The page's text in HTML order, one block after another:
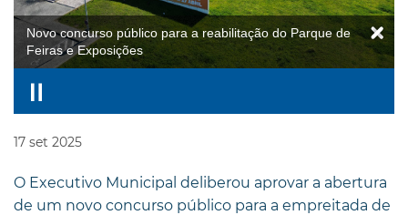
Novo concurso público para a reabilitação do Parque de
Feiras e Exposições
17 set 2025
O Executivo Municipal deliberou aprovar a abertura
de um novo concurso público para a empreitada de